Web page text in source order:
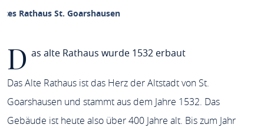
Rathaus St. Goarshausen
D as alte Rathaus wurde 1532 erbaut
Das Alte Rathaus ist das Herz der Altstadt von St.
Goarshausen und stammt aus dem Jahre 1532. Das
Gebäude ist heute also über 400 Jahre alt. Bis zum Jahr